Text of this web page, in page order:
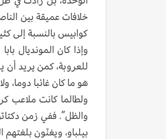
كوابيس بالنسبة إلى
وإذا كان المونديال
للعروبة، كمن يريد أن
هو ما كان غائبا دوما،
ولطالما كانت ملاعب
والظل”. ففي زمن
بيلباو، ويغنّون